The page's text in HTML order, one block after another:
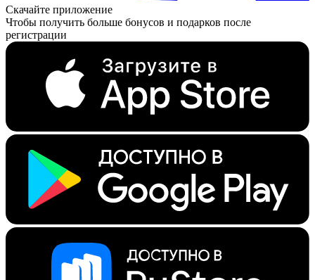
Скачайте приложение
Чтобы получить больше бонусов и подарков после
регистрации